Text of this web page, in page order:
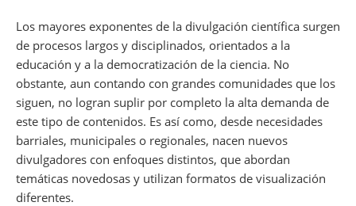
Los mayores exponentes de la divulgación científica surgen
de procesos largos y disciplinados, orientados a la
educación y a la democratización de la ciencia. No
obstante, aun contando con grandes comunidades que los
siguen, no logran suplir por completo la alta demanda de
este tipo de contenidos. Es así como, desde necesidades
barriales, municipales o regionales, nacen nuevos
divulgadores con enfoques distintos, que abordan
temáticas novedosas y utilizan formatos de visualización
diferentes.